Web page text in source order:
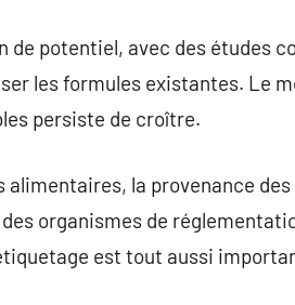
de potentiel, avec des études
les formules existantes. Le
persiste de croître.
alimentaires, la provenance
organismes de
est tout aussi